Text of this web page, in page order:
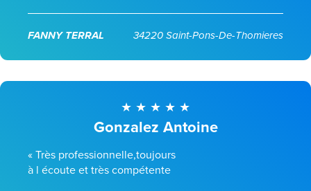
FANNY TERRAL 34220 Saint-Pons-De-Thomieres
Gonzalez Antoine
« Très professionnelle,toujours
à l écoute et très compétente